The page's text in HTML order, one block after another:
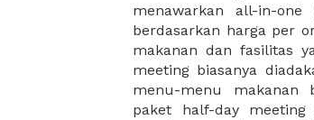
menawarkan all-in-
berdasarkan harga per
makanan dan fasilitas
meeting biasanya
menu-menu makanan
paket half-day
Paket meeting ini
meeting besar seperti
meeting di hotel,
workshop. XWORK
yang disesuaikan
ribuan saja Anda